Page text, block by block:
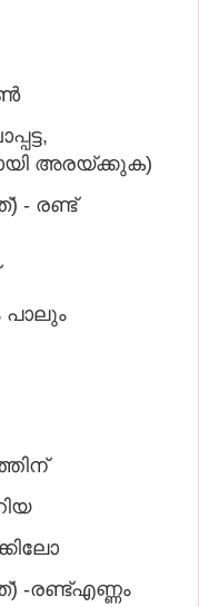
അരയ്‌ക്കുക)
- രണ്ട്‌
പാലും
-രണ്ട്‌എണ്ണം